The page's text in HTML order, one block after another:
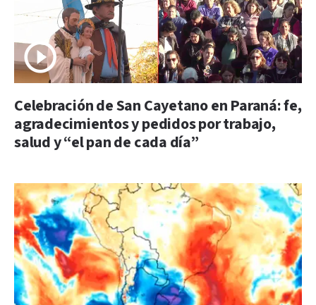
Celebración de San Cayetano en Paraná: fe,
agradecimientos y pedidos por trabajo,
salud y “el pan de cada día”